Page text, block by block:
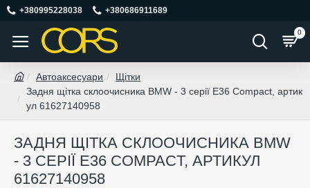
+380995228038 +380686911689
0
Автоаксесуари
Щітки
Задня щітка склоочисника BMW - 3 серії E36 Compact, артик
ул 61627140958
ЗАДНЯ ЩІТКА СКЛООЧИСНИКА BMW
- 3 СЕРІЇ E36 COMPACT, АРТИКУЛ
61627140958